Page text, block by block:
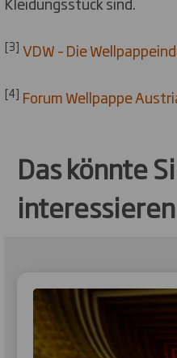
[3] VDW – Die
[4] Forum Wellpappe
Das könnte
interessieren